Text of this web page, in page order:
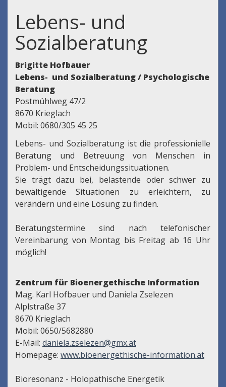
Lebens- und
Sozialberatung
Brigitte Hofbauer
Lebens- und Sozialberatung / Psychologische
Beratung
Postmühlweg 47/2
8670 Krieglach
Mobil: 0680/305 45 25
Lebens- und Sozialberatung ist die professionielle
Beratung und Betreuung von Menschen in
Problem- und Entscheidungssituationen.
Sie trägt dazu bei, belastende oder schwer zu
bewältigende Situationen zu erleichtern, zu
verändern und eine Lösung zu finden.
Beratungstermine sind nach telefonischer
Vereinbarung von Montag bis Freitag ab 16 Uhr
möglich!
Zentrum für Bioenergethische Information
Mag. Karl Hofbauer und Daniela Zselezen
Alplstraße 37
8670 Krieglach
Mobil: 0650/5682880
E-Mail: daniela.zselezen@gmx.at
Homepage: www.bioenergethische-information.at
Bioresonanz - Holopathische Energetik